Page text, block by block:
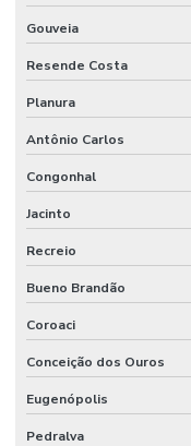
Gouveia
Resende Costa
Planura
Antônio Carlos
Congonhal
Jacinto
Recreio
Bueno Brandão
Coroaci
Conceição dos Ouros
Eugenópolis
Pedralva